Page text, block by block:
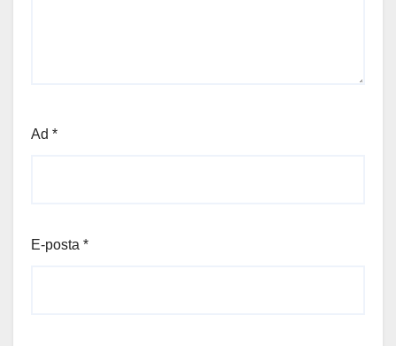
Ad *
E-posta *